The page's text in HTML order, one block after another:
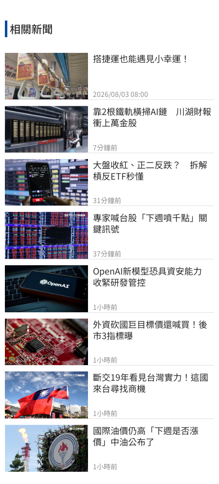
相關新聞
搭捷運也能遇見小幸運！
2026/08/03 08:00
靠2根鐵軌橫掃AI鏈　川湖財報
衝上萬金股
7分鐘前
大盤收紅、正二反跌？　拆解
槓反ETF秒懂
31分鐘前
專家喊台股「下週噴千點」關
鍵訊號
37分鐘前
OpenAI新模型恐具資安能力
收緊研發管控
1小時前
外資砍國巨目標價還喊買！後
市3指標曝
1小時前
斷交19年看見台灣實力！這國
來台尋找商機
1小時前
國際油價仍高「下週是否漲
價」中油公布了
1小時前